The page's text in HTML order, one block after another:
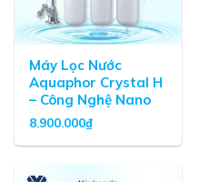
Topaz chính hãng
Topazsử dụng công
Aqualen – độc quyền
bỏ đi các kim loại nặng
Máy Lọc Nước
Aquaphor Crystal H
– Công Nghệ Nano
8.900.000₫